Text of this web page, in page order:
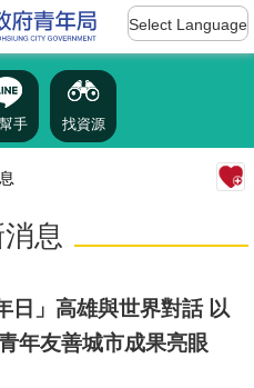
Select Language
手 找資源
息
日」高雄與世界對話 以
年友善城市成果亮眼